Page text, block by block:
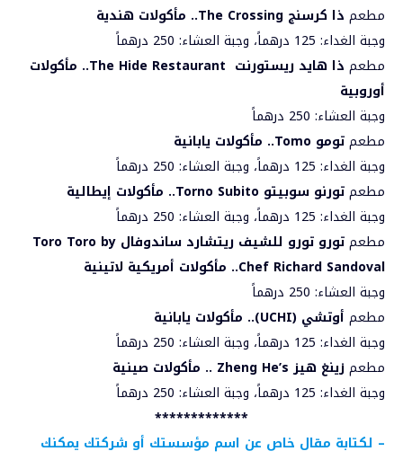
مطعم ذا كرسنج The Crossing.. مأكولات هندية
وجبة الغداء: 125 درهماً، وجبة العشاء: 250 درهماً
مطعم ذا هايد ريستورنت The Hide Restaurant.. مأكولات
أوروبية
وجبة العشاء: 250 درهماً
مطعمتومو Tomo.. مأكولات يابانية
وجبة الغداء: 125 درهماً، وجبة العشاء: 250 درهماً
مطعمتورنو سوبيتو Torno Subito.. مأكولات إيطالية
وجبة الغداء: 125 درهماً، وجبة العشاء: 250 درهماً
مطعمتورو تورو للشيف ريتشارد ساندوفال Toro Toro by
Chef Richard Sandoval.. مأكولات أمريكية لاتينية
وجبة العشاء: 250 درهماً
مطعم أوتشي (UCHI).. مأكولات يابانية
وجبة الغداء: 125 درهماً، وجبة العشاء: 250 درهماً
مطعمزينغ هيزZheng He’s .. مأكولات صينية
وجبة الغداء: 125 درهماً، وجبة العشاء: 250 درهماً
*************
– لكتابة مقال خاص عن اسم مؤسستك أو شركتك يمكنك